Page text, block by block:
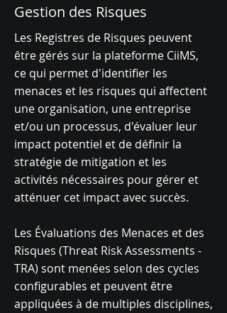
Gestion des Risques
Les Registres de Risques peuvent
être gérés sur la plateforme CiiMS,
ce qui permet d'identifier les
menaces et les risques qui affectent
une organisation, une entreprise
et/ou un processus, d'évaluer leur
impact potentiel et de définir la
stratégie de mitigation et les
activités nécessaires pour gérer et
atténuer cet impact avec succès.
Les Évaluations des Menaces et des
Risques (Threat Risk Assessments -
TRA) sont menées selon des cycles
configurables et peuvent être
appliquées à de multiples disciplines,